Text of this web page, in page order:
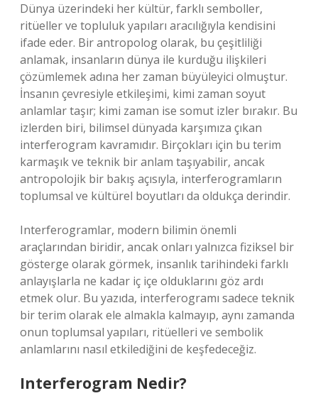
Dünya üzerindeki her kültür, farklı semboller,
ritüeller ve topluluk yapıları aracılığıyla kendisini
ifade eder. Bir antropolog olarak, bu çeşitliliği
anlamak, insanların dünya ile kurduğu ilişkileri
çözümlemek adına her zaman büyüleyici olmuştur.
İnsanın çevresiyle etkileşimi, kimi zaman soyut
anlamlar taşır; kimi zaman ise somut izler bırakır. Bu
izlerden biri, bilimsel dünyada karşımıza çıkan
interferogram kavramıdır. Birçokları için bu terim
karmaşık ve teknik bir anlam taşıyabilir, ancak
antropolojik bir bakış açısıyla, interferogramların
toplumsal ve kültürel boyutları da oldukça derindir.
Interferogramlar, modern bilimin önemli
araçlarından biridir, ancak onları yalnızca fiziksel bir
gösterge olarak görmek, insanlık tarihindeki farklı
anlayışlarla ne kadar iç içe olduklarını göz ardı
etmek olur. Bu yazıda, interferogramı sadece teknik
bir terim olarak ele almakla kalmayıp, aynı zamanda
onun toplumsal yapıları, ritüelleri ve sembolik
anlamlarını nasıl etkilediğini de keşfedeceğiz.
Interferogram Nedir?